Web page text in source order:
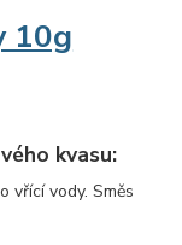
10g
kvasu:
vřící vody. Směs